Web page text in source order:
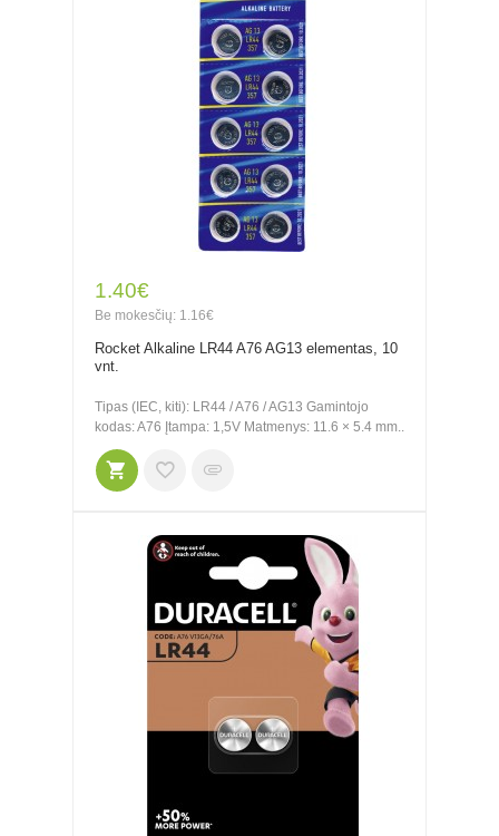
1.40€
Be mokesčių: 1.16€
Rocket Alkaline LR44 A76 AG13 elementas, 10
vnt.
Tipas (IEC, kiti): LR44 / A76 / AG13 Gamintojo
kodas: A76 Įtampa: 1,5V Matmenys: 11.6 × 5.4 mm..